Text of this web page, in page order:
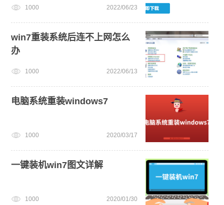
1000 2022/06/23
win7重装系统后连不上网怎么
办
1000 2022/06/13
电脑系统重装windows7
1000 2020/03/17
一键装机win7图文详解
1000 2020/01/30